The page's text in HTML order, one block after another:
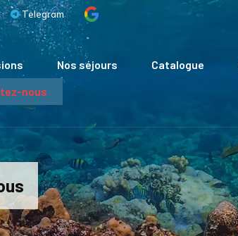
Telegram
Nos séjours Catalogue
nous